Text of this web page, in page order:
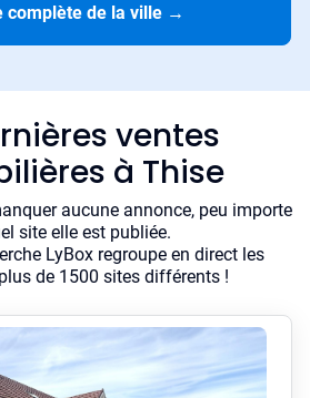
complète de la ville →
ventes
à Thise
aucune annonce, peu importe
site elle est publiée.
LyBox regroupe en direct les
de 1500 sites différents !